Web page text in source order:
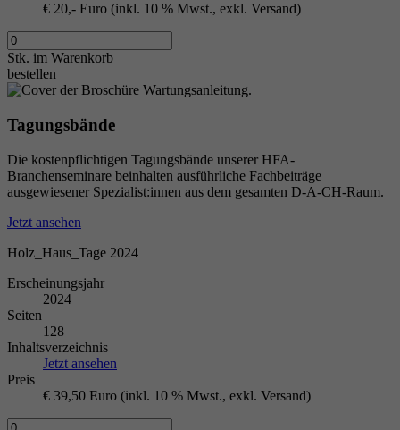
€ 20,- Euro (inkl. 10 % Mwst., exkl. Versand)
Stk. im Warenkorb
bestellen
Tagungsbände
Die kostenpflichtigen Tagungsbände unserer HFA-
Branchenseminare beinhalten ausführliche Fachbeiträge
ausgewiesener Spezialist:innen aus dem gesamten D-A-CH-Raum.
Jetzt ansehen
Holz_Haus_Tage 2024
Erscheinungsjahr
2024
Seiten
128
Inhaltsverzeichnis
Jetzt ansehen
Preis
€ 39,50 Euro (inkl. 10 % Mwst., exkl. Versand)